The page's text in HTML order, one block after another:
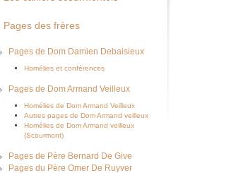
Pages des frères
Pages de Dom Damien Debaisieux
Homélies et conférences
Pages de Dom Armand Veilleux
Homélies de Dom Armand Veilleux
Autres pages de Dom Armand veilleux
Homélies de Dom Armand veilleux
(Scourmont)
Pages de Père Bernard De Give
Pages du Père Omer De Ruyver